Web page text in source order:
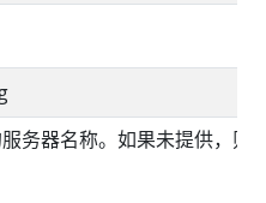
务器名称。如果未提供，则